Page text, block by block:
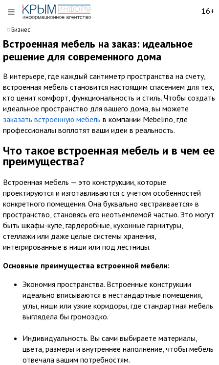
16+
Бизнес
Встроенная мебель на заказ: идеальное
решение для современного дома
В интерьере, где каждый сантиметр пространства на счету,
встроенная мебель становится настоящим спасением для тех,
кто ценит комфорт, функциональность и стиль. Чтобы создать
идеальное пространство для вашего дома, вы можете
заказать встроенную мебель в компании Mebelino, где
профессионалы воплотят ваши идеи в реальность.
Что такое встроенная мебель и в чем ее
преимущества?
Встроенная мебель — это конструкции, которые
проектируются и изготавливаются с учетом особенностей
конкретного помещения. Она буквально «встраивается» в
пространство, становясь его неотъемлемой частью. Это могут
быть шкафы-купе, гардеробные, кухонные гарнитуры,
стеллажи или даже целые системы хранения,
интегрированные в ниши или под лестницы.
Основные преимущества встроенной мебели:
Экономия пространства. Встроенные конструкции
идеально вписываются в нестандартные помещения,
углы, ниши или узкие коридоры, где стандартная мебель
выглядела бы громоздко.
Индивидуальность. Вы сами выбираете материалы,
цвета, размеры и внутреннее наполнение, чтобы мебель
отвечала вашим потребностям.